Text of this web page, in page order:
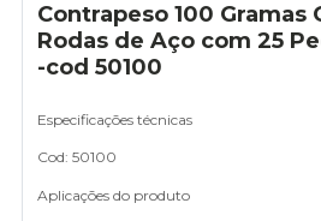
Contrapeso 100 Gramas
Rodas de Aço com 25
-cod 50100
Especificações técnicas
Cod: 50100
Aplicações do produto